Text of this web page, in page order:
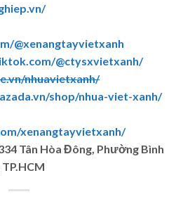
@xenangtayvietxanh
@ctysxvietxanh/
nhuavietxanh/
shop/nhua-viet-xanh/
xenangtayvietxanh/
Tân Hòa Đông, Phường Bình